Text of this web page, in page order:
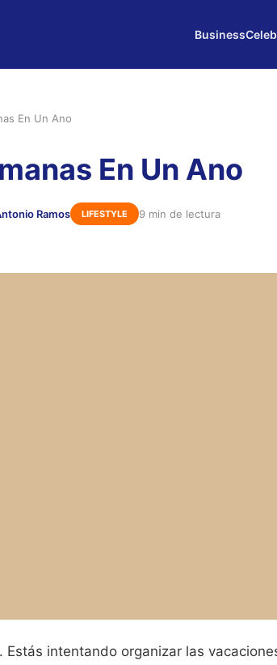
Business
En Un Ano
En Un Ano
Ramos LIFESTYLE 9 min de lectura
Estás intentando organizar las